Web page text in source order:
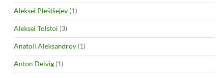
Aleksei Pleštšejev (1)
Aleksei Tolstoi (3)
Anatoli Aleksandrov (1)
Anton Delvig (1)